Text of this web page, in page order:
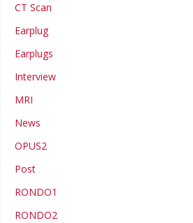
CT Scan
Earplug
Earplugs
Interview
MRI
News
OPUS2
Post
RONDO1
RONDO2